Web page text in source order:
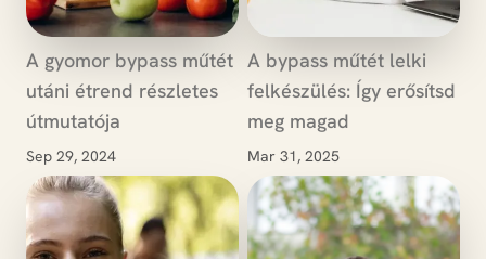
A gyomor bypass műtét
utáni étrend részletes
útmutatója
Sep 29, 2024
A bypass műtét lelki
felkészülés: Így erősítsd
meg magad
Mar 31, 2025